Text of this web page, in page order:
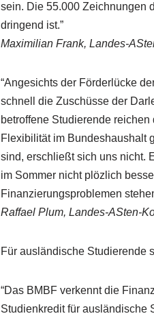
sein. Die 55.000 Zeichnungen
dringend ist.”
Maximilian Frank, Landes-
“Angesichts der Förderlücke
schnell die Zuschüsse der
betroffene Studierende
Flexibilität im Bundeshaushalt
sind, erschließt sich uns nicht.
im Sommer nicht plözlich
Finanzierungsproblemen
Raffael Plum, Landes-ASten-
Für ausländische Studierende
“Das BMBF verkennt die
Studienkredit für ausländische